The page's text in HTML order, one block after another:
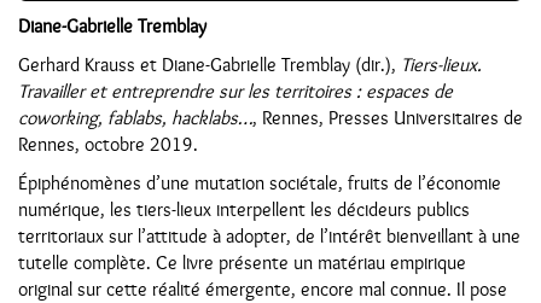
Diane-Gabrielle Tremblay
Gerhard Krauss et Diane-Gabrielle Tremblay (dir.), Tiers-lieux.
Travailler et entreprendre sur les territoires : espaces de
coworking, fablabs, hacklabs…, Rennes, Presses Universitaires de
Rennes, octobre 2019.
Épiphénomènes d’une mutation sociétale, fruits de l’économie
numérique, les tiers-lieux interpellent les décideurs publics
territoriaux sur l’attitude à adopter, de l’intérêt bienveillant à une
tutelle complète. Ce livre présente un matériau empirique
original sur cette réalité émergente, encore mal connue. Il pose